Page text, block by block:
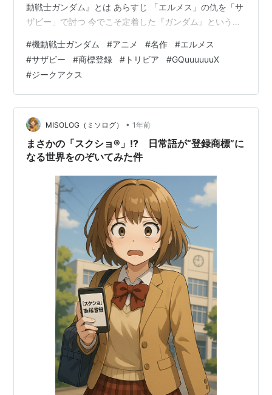
動戦士ガンダム』とは あらすじ 「エルメス」の仇を「サ
ザビー」で討つ 今でこそ定着した『ガンダム』という名
士ガンダム』とは アニメ『機動戦士ガンダム』とは、
『無敵超人ザンボット3』『無敵鋼人ダイターン3』を経
て富野由悠季氏が手がけたロボットアニメ。 名古屋テレ
ビ発テレビ朝日系列で1979年4月7日から1980年1月26日
まで放送。 全43話。 宇宙世紀としては79年9月18日～
79年12月…
#機動戦士ガンダム #アニメ #名作 #エルメス
#サザビー #商標登録 # トリビア #GQuuuuuuX
#ジークアクス
MISOLOG（ミソログ） • 1年前
まさかの「スクショ®」!? 日常語が“登録商標”に
なる世界をのぞいてみた件